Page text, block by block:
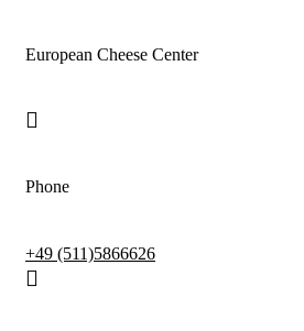
European Cheese Center
Phone
+49 (511)5866626